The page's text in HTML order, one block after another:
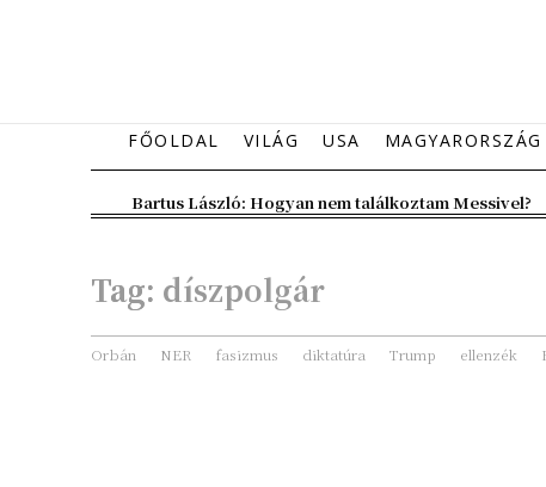
FŐOLDAL VILÁG USA MAGYARORSZÁG
Bartus László: Hogyan nem találkoztam Messivel?
Tag: díszpolgár
Orbán NER fasizmus diktatúra Trump ellenzék